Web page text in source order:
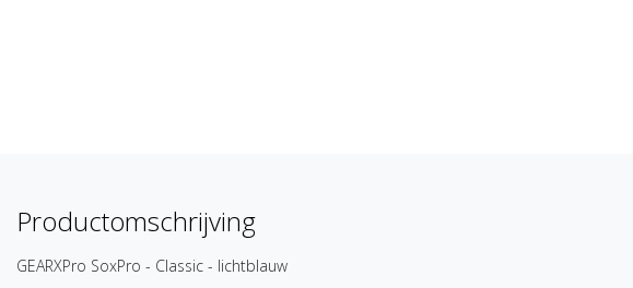
Productomschrijving
GEARXPro SoxPro - Classic - lichtblauw